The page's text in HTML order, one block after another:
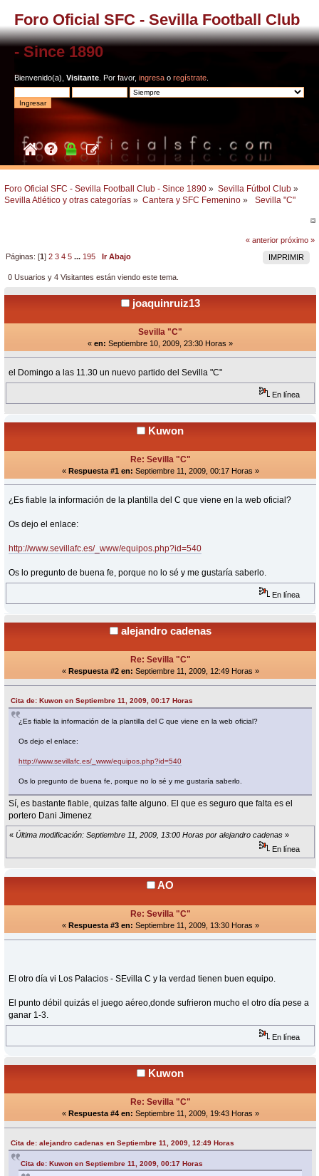
Foro Oficial SFC - Sevilla Football Club
- Since 1890
Bienvenido(a), Visitante . Por favor, ingresa o regístrate
Foro Oficial SFC - Sevilla Football Club - Since 1890 » Sevilla Fútbol Club »
Sevilla Atlético y otras categorías » Cantera y SFC Femenino » Sevilla "C"
« anterior próximo »
IMPRIMIR
Páginas: [1]2 3 4 5 ... 195 Ir Abajo
0 Usuarios y 4 Visitantes están viendo este tema.
joaquinruiz13
Sevilla "C"
« en: Septiembre 10, 2009, 23:30 Horas »
el Domingo a las 11.30 un nuevo partido del Sevilla "C"
En línea
Kuwon
Re: Sevilla "C"
« Respuesta #1 en: Septiembre 11, 2009, 00:17 Horas »
¿Es fiable la información de la plantilla del C que viene en la web oficial?
Os dejo el enlace:
http://www.sevillafc.es/_www/equipos.php?id=540
Os lo pregunto de buena fe, porque no lo sé y me gustaría saberlo.
En línea
alejandro cadenas
Re: Sevilla "C"
« Respuesta #2 en: Septiembre 11, 2009, 12:49 Horas »
Cita de: Kuwon en Septiembre 11, 2009, 00:17 Horas
¿Es fiable la información de la plantilla del C que viene en la web oficial?
Os dejo el enlace:
http://www.sevillafc.es/_www/equipos.php?id=540
Os lo pregunto de buena fe, porque no lo sé y me gustaría saberlo.
Sí, es bastante fiable, quizas falte alguno. El que es seguro que falta es el
portero Dani Jimenez
« Última modificación: Septiembre 11, 2009, 13:00 Horas por alejandro cadenas »
En línea
AO
Re: Sevilla "C"
« Respuesta #3 en: Septiembre 11, 2009, 13:30 Horas »
El otro día vi Los Palacios - SEvilla C y la verdad tienen buen equipo.
El punto débil quizás el juego aéreo,donde sufrieron mucho el otro día pese a
ganar 1-3.
En línea
Kuwon
Re: Sevilla "C"
« Respuesta #4 en: Septiembre 11, 2009, 19:43 Horas »
Cita de: alejandro cadenas en Septiembre 11, 2009, 12:49 Horas
Cita de: Kuwon en Septiembre 11, 2009, 00:17 Horas